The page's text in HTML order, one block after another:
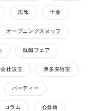
広報 千葉
オープニングスタッフ
就職フェア
社設立 博多美容室
パーティー
コラム 心斎橋